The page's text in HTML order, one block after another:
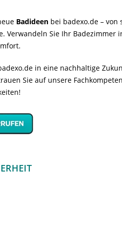
Badideen bei badexo.de – von
Verwandeln Sie Ihr Badezimmer
in eine nachhaltige
Sie auf unsere